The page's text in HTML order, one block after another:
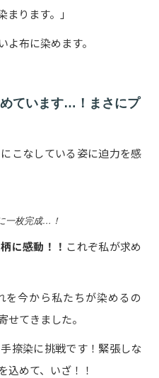
ります。」
布に染めます。
ています…！まさにプ
こなしている姿に迫力を感
一枚完成…！
に感動！！ これぞ私が求め
を今から私たちが染めるの
てきました。
捺染に挑戦です！緊張しな
込めて、いざ！！